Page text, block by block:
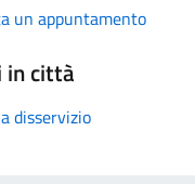
un appuntamento
in città
disservizio